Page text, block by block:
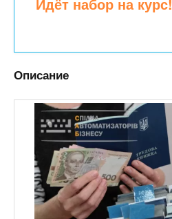
n
t
s
n
а
в
е
д
Описание